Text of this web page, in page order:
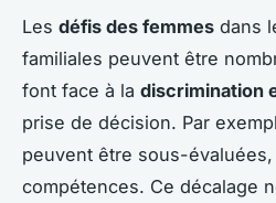
Les défis des femmes dans
familiales peuvent être
font face à la discrimination
prise de décision. Par
peuvent être sous-
compétences. Ce décalage